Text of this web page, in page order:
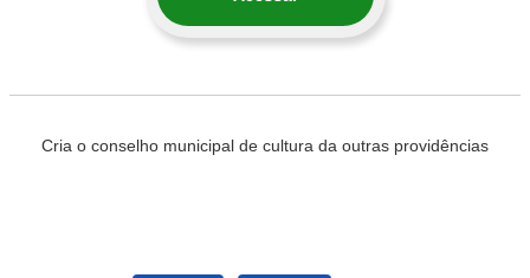
Cria o conselho municipal de cultura da outras providências